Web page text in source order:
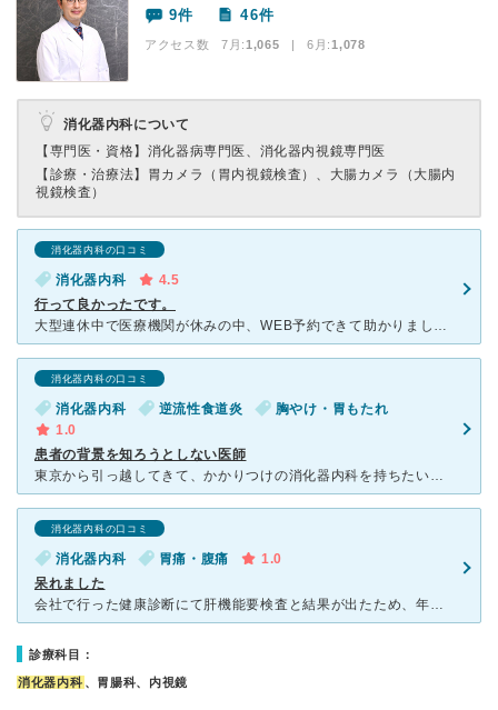
9件 46件
アクセス数 7月:1,065 | 6月:1,078
消化器内科について
【専門医・資格】 消化器病専門医、消化器内視鏡専門医
【診療・治療法】 胃カメラ（胃内視鏡検査）、大腸カメラ（大腸内
視鏡検査）
消化器内科の口コミ
消化器内科
4.5
行って良かったです。
大型連休中で医療機関が休みの中、WEB予約できて助かりました。 駅チカのクリニック内は落ち着いた雰囲気がとても良くて、検査前の看護師さんがニコニコ優しい笑顔で、 少し不安でしたが、温かなご対応で癒
消化器内科の口コミ
消化器内科 逆流性食道炎
胸やけ・胃もたれ
1.0
患者の背景を知ろうとしない医師
東京から引っ越してきて、かかりつけの消化器内科を持ちたいと受診しました。 今まで別の科のかかりつけ医に間に合わせで薬を出して頂いていたのですが、この度、症状が思わしくなく今回の受診に至りました。
消化器内科の口コミ
消化器内科 胃痛・腹痛
1.0
呆れました
会社で行った健康診断にて肝機能要検査と結果が出たため、年始に血液検査、エコー検査を受けました。脂肪肝であり、今後肝硬変の疑いがあると結果が出ました。8ヶ月程経った頃、腹痛に悩まされ夜も眠れなくなること
診療科目：
消化器内科 、胃腸科、内視鏡